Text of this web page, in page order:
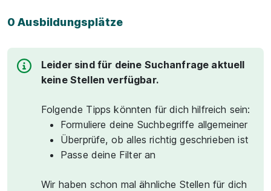
0 Ausbildungsplätze
Leider sind für deine Suchanfrage aktuell
keine Stellen verfügbar.
Folgende Tipps könnten für dich hilfreich sein:
Formuliere deine Suchbegriffe allgemeiner
Überprüfe, ob alles richtig geschrieben ist
Passe deine Filter an
Wir haben schon mal ähnliche Stellen für dich